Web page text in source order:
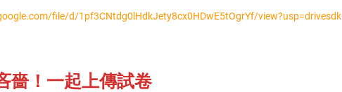
file/d/1pf3CNtdg0lHdkJety8cx0HDwE5tOgrYf/view?usp=drivesdk
嗇！一起上傳試卷